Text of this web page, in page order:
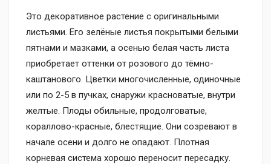
Это декоративное растение с оригинальными
листьями. Его зелёные листья покрытыми белыми
пятнами и мазками, а осенью белая часть листа
приобретает оттенки от розового до тёмно-
каштанового. Цветки многочисленные, одиночные
или по 2-5 в пучках, снаружи красноватые, внутри
желтые. Плоды обильные, продолговатые,
кораллово-красные, блестящие. Они созревают в
начале осени и долго не опадают. Плотная
корневая система хорошо переносит пересадку.